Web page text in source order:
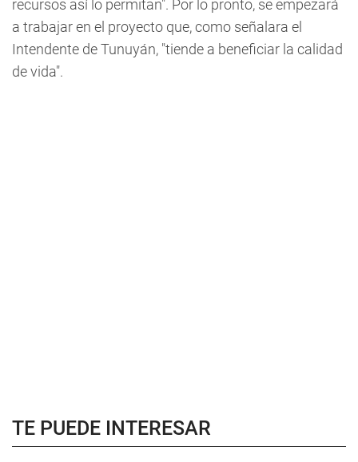
recursos así lo permitan". Por lo pronto, se empezará
a trabajar en el proyecto que, como señalara el
Intendente de Tunuyán, "tiende a beneficiar la calidad
de vida".
TE PUEDE INTERESAR